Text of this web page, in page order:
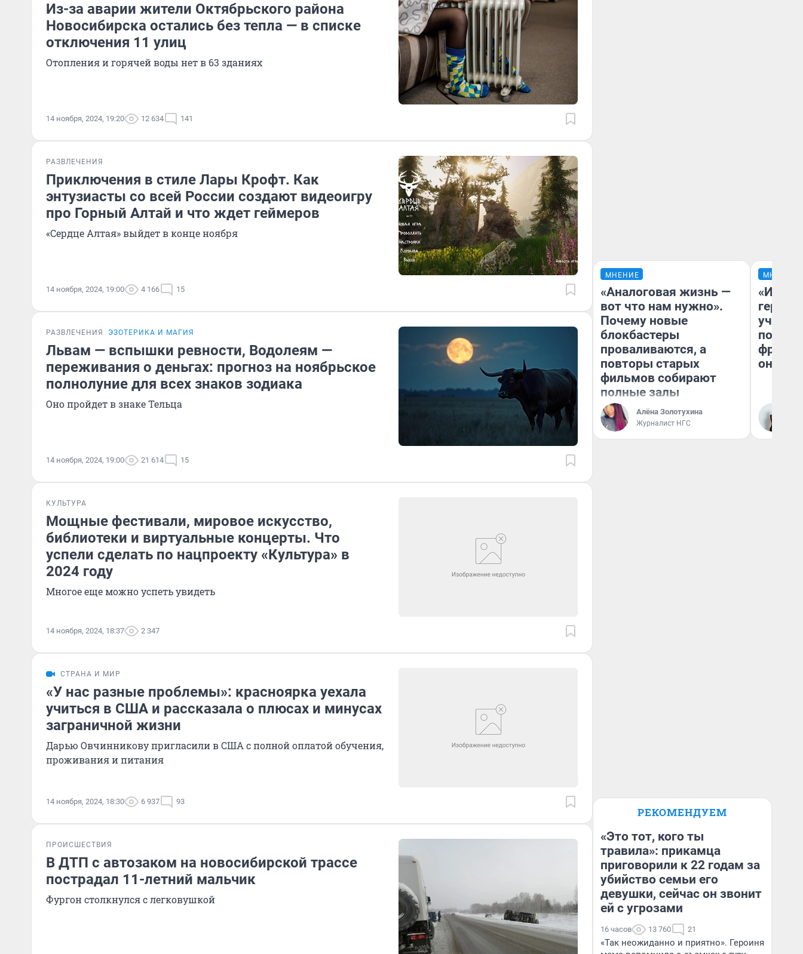
Из-за аварии жители Октябрьского района
Новосибирска остались без тепла — в списке
отключения 11 улиц
Отопления и горячей воды нет в 63 зданиях
14 ноября, 2024, 19:20 12 634 141
РАЗВЛЕЧЕНИЯ
Приключения в стиле Лары Крофт. Как
энтузиасты со всей России создают видеоигру
про Горный Алтай и что ждет геймеров
«Сердце Алтая» выйдет в конце ноября
14 ноября, 2024, 19:00 4 166 15
РАЗВЛЕЧЕНИЯ ЭЗОТЕРИКА И МАГИЯ
Львам — вспышки ревности, Водолеям —
переживания о деньгах: прогноз на ноябрьское
полнолуние для всех знаков зодиака
Оно пройдет в знаке Тельца
14 ноября, 2024, 19:00 21 614 15
КУЛЬТУРА
Мощные фестивали, мировое искусство,
библиотеки и виртуальные концерты. Что
успели сделать по нацпроекту «Культура» в
2024 году
Многое еще можно успеть увидеть
14 ноября, 2024, 18:37 2 347
СТРАНА И МИР
«У нас разные проблемы»: красноярка уехала
учиться в США и рассказала о плюсах и минусах
заграничной жизни
Дарью Овчинникову пригласили в США с полной оплатой обучения,
проживания и питания
14 ноября, 2024, 18:30 6 937 93
ПРОИСШЕСТВИЯ
В ДТП с автозаком на новосибирской трассе
пострадал 11-летний мальчик
Фургон столкнулся с легковушкой
МНЕНИЕ
«Аналоговая жизнь —
вот что нам нужно».
Почему новые
блокбастеры
проваливаются, а
повторы старых
фильмов собирают
полные залы
Алёна Золотухина
Журналист НГС
МНЕНИЕ
герои
учит
она
РЕКОМЕНДУЕМ
«Это тот, кого ты
травила»: прикамца
приговорили к 22 годам за
убийство семьи его
девушки, сейчас он звонит
ей с угрозами
16 часов 13 760 21
«Так неожиданно и приятно». Героиня